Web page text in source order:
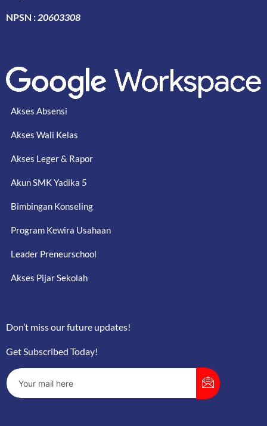
NPSN : 20603308
Akses Absensi
Akses Wali Kelas
Akses Leger & Rapor
Akun SMK Yadika 5
Bimbingan Konseling
Program Kewira Usahaan
Leader Preneurschool
Akses Pijar Sekolah
Don’t miss our future updates!
Get Subscribed Today!